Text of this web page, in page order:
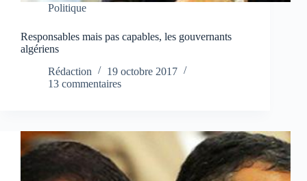
Politique
Responsables mais pas capables, les gouvernants
algériens
Rédaction
19 octobre 2017
13 commentaires